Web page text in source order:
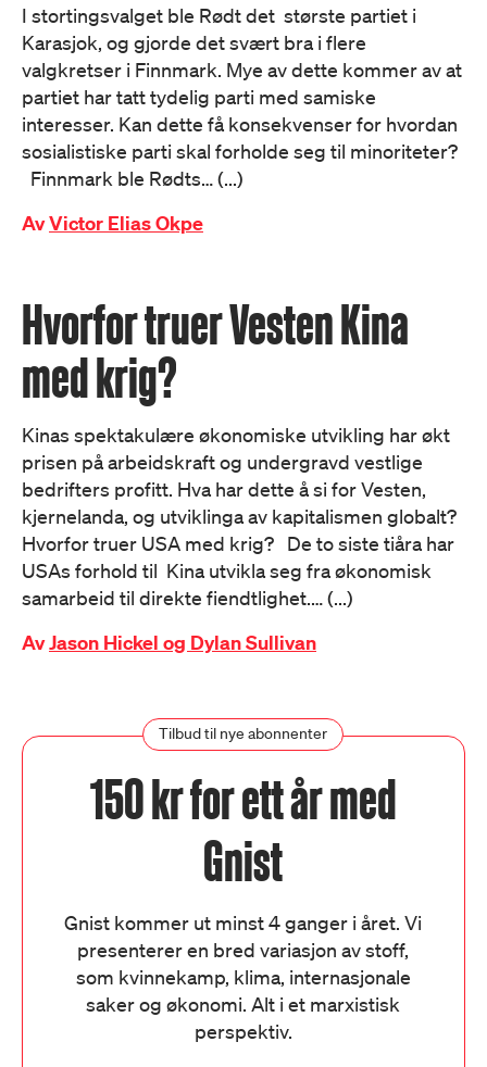
I stortingsvalget ble Rødt det største partiet i
Karasjok, og gjorde det svært bra i flere
valgkretser i Finnmark. Mye av dette kommer av at
partiet har tatt tydelig parti med samiske
interesser. Kan dette få konsekvenser for hvordan
sosialistiske parti skal forholde seg til minoriteter?
Finnmark ble Rødts… (...)
AvVictor Elias Okpe
Hvorfor truer Vesten Kina
med krig?
Kinas spektakulære økonomiske utvikling har økt
prisen på arbeidskraft og undergravd vestlige
bedrifters profitt. Hva har dette å si for Vesten,
kjernelanda, og utviklinga av kapitalismen globalt?
Hvorfor truer USA med krig? De to siste tiåra har
USAs forhold til Kina utvikla seg fra økonomisk
samarbeid til direkte fiendtlighet.… (...)
AvJason Hickel og Dylan Sullivan
Tilbud til nye abonnenter
150 kr for ett år med
Gnist
Gnist kommer ut minst 4 ganger i året. Vi
presenterer en bred variasjon av stoff,
som kvinnekamp, klima, internasjonale
saker og økonomi. Alt i et marxistisk
perspektiv.